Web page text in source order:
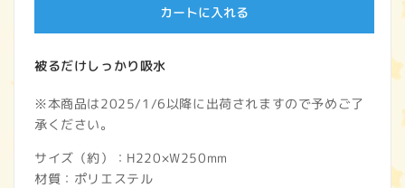
カートに入れる
被るだけしっかり吸水
※本商品は2025/1/6以降に出荷されますので予めご了
承ください。
サイズ（約）：H220×W250mm
材質：ポリエステル